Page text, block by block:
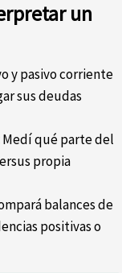
un
y pasivo corriente
sus deudas
Medí qué parte del
propia
balances de
positivas o